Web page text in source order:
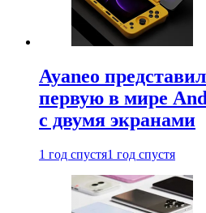
Ayaneo
первую в мире
с двумя экранами
1 год спустя1 год спустя